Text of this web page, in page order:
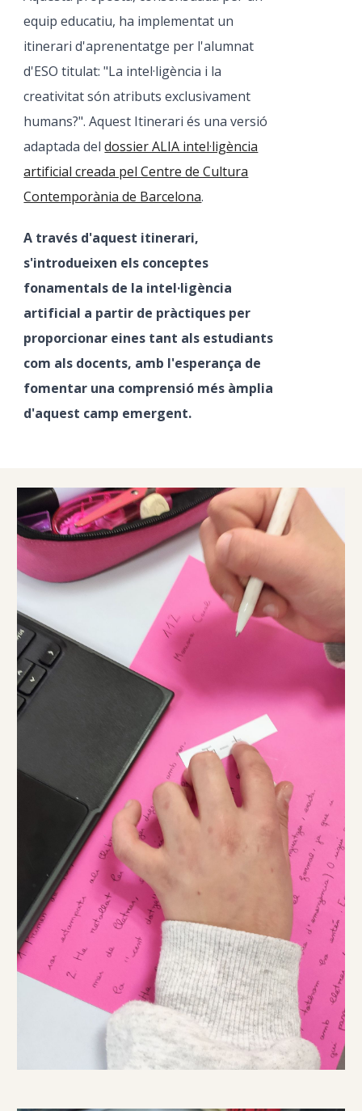
equip educatiu, ha implementat un
itinerari d'aprenentatge per l'alumnat
d'ESO titulat: "La intel·ligència i la
creativitat són atributs exclusivament
humans?". Aquest Itinerari és una versió
adaptada deldossier ALIA intel·ligència
artificial creada pel Centre de Cultura
Contemporània de Barcelona.
A través d'aquest itinerari,
s'introdueixen els conceptes
fonamentals de la intel·ligència
artificial a partir de pràctiques per
proporcionar eines tant als estudiants
com als docents, amb l'esperança de
fomentar una comprensió més àmplia
d'aquest camp emergent.